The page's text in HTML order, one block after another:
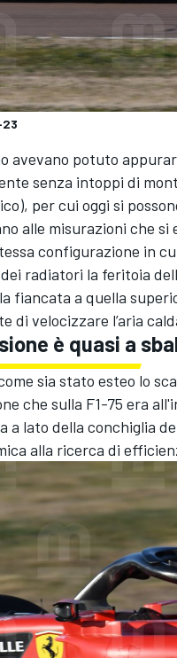
avevano potuto
senza intoppi di
per cui oggi si
alle misurazioni che
configurazione in
radiatori la feritoia
fiancata a quella
di velocizzare l’aria
è quasi a
sia stato esteo lo
che sulla F1-75 era
a lato della conchiglia
alla ricerca di